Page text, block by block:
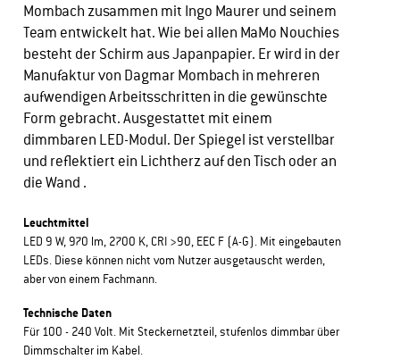
Mombach zusammen mit Ingo Maurer und seinem
Team entwickelt hat. Wie bei allen MaMo Nouchies
besteht der Schirm aus Japanpapier. Er wird in der
Manufaktur von Dagmar Mombach in mehreren
aufwendigen Arbeitsschritten in die gewünschte
Form gebracht. Ausgestattet mit einem
dimmbaren LED-Modul. Der Spiegel ist verstellbar
und reflektiert ein Lichtherz auf den Tisch oder an
die Wand .
Leuchtmittel
LED 9 W, 970 lm, 2700 K, CRI >90, EEC F (A-G). Mit eingebauten
LEDs. Diese können nicht vom Nutzer ausgetauscht werden,
aber von einem Fachmann.
Technische Daten
Für 100 - 240 Volt. Mit Steckernetzteil, stufenlos dimmbar über
Dimmschalter im Kabel.